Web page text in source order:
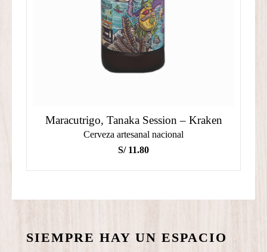
Maracutrigo, Tanaka Session – Kraken
Cerveza artesanal nacional
S/11.80
SIEMPRE HAY UN ESPACIO